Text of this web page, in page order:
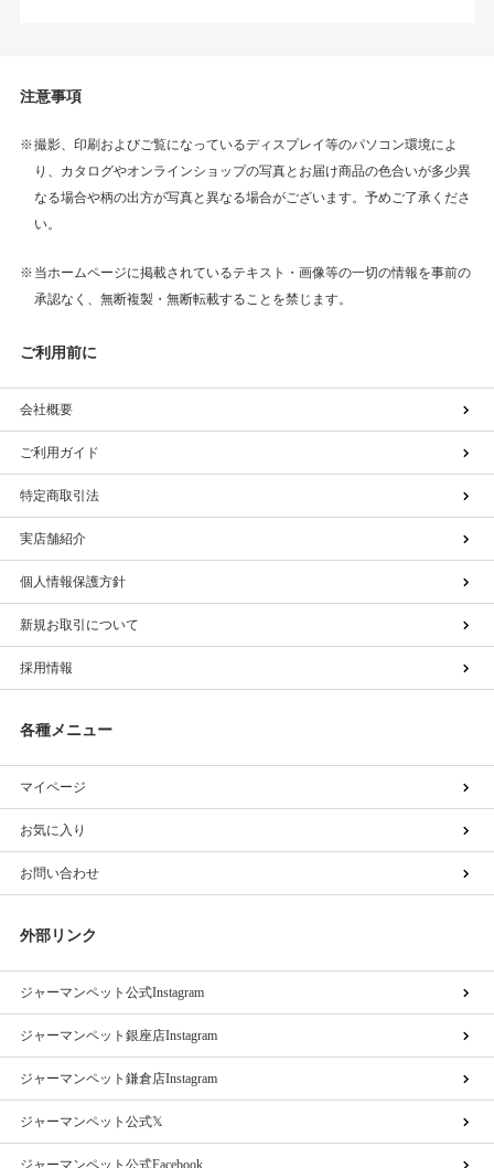
注意事項
撮影、印刷およびご覧になっているディスプレイ等のパソコン環境によ
り、カタログやオンラインショップの写真とお届け商品の色合いが多少異
なる場合や柄の出方が写真と異なる場合がございます。予めご了承くださ
い。
当ホームページに掲載されているテキスト・画像等の一切の情報を事前の
承認なく、無断複製・無断転載することを禁じます。
ご利用前に
会社概要
ご利用ガイド
特定商取引法
実店舗紹介
個人情報保護方針
新規お取引について
採用情報
各種メニュー
マイページ
お気に入り
お問い合わせ
外部リンク
ジャーマンペット公式Instagram
ジャーマンペット銀座店Instagram
ジャーマンペット鎌倉店Instagram
ジャーマンペット公式𝕏
ジャーマンペット公式Facebook